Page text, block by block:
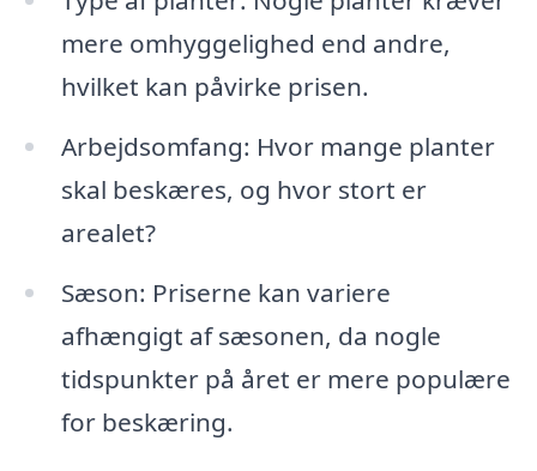
mere omhyggelighed end andre,
hvilket kan påvirke prisen.
Arbejdsomfang: Hvor mange planter
skal beskæres, og hvor stort er
arealet?
Sæson: Priserne kan variere
afhængigt af sæsonen, da nogle
tidspunkter på året er mere populære
for beskæring.